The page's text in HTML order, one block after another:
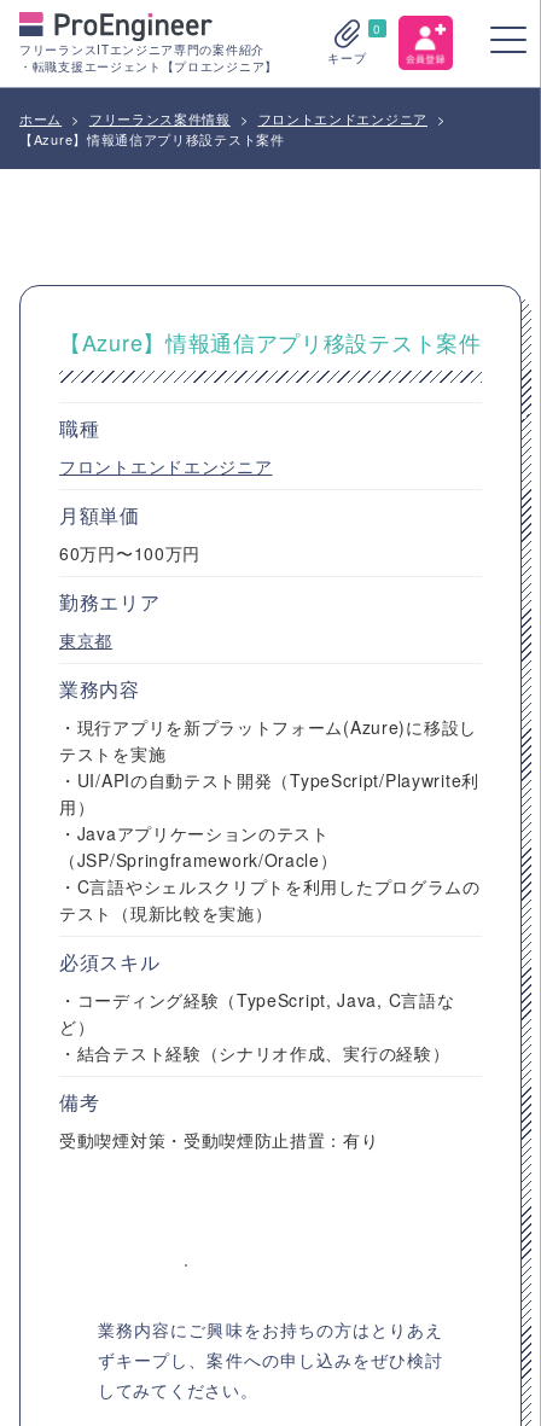
フリーランスITエンジニア専門の案件紹介
・転職支援エージェント【プロエンジニア】
0
キープ
ホーム > フリーランス案件情報 > フロントエンドエンジニア
>
【Azure】情報通信アプリ移設テスト案件
【Azure】情報通信アプリ移設テスト案件
職種
フロントエンドエンジニア
月額単価
60万円〜100万円
勤務エリア
東京都
業務内容
・現行アプリを新プラットフォーム(Azure)に移設し
テストを実施
・UI/APIの自動テスト開発（TypeScript/Playwrite利
用）
・Javaアプリケーションのテスト
（JSP/Springframework/Oracle）
・C言語やシェルスクリプトを利用したプログラムの
テスト（現新比較を実施）
必須スキル
・コーディング経験（TypeScript, Java, C言語な
ど）
・結合テスト経験（シナリオ作成、実行の経験）
備考
受動喫煙対策・受動喫煙防止措置：有り
業務内容にご興味をお持ちの方はとりあえ
ずキープし、案件への申し込みをぜひ検討
してみてください。